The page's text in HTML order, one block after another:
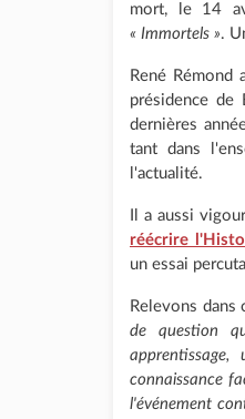
mort, le 14
« Immortels ».
René
présidence de
dernières
tant dans
l'actualité.
Il a aussi
réécrire
un essai
Relevons
de question
connaissance
l'événement